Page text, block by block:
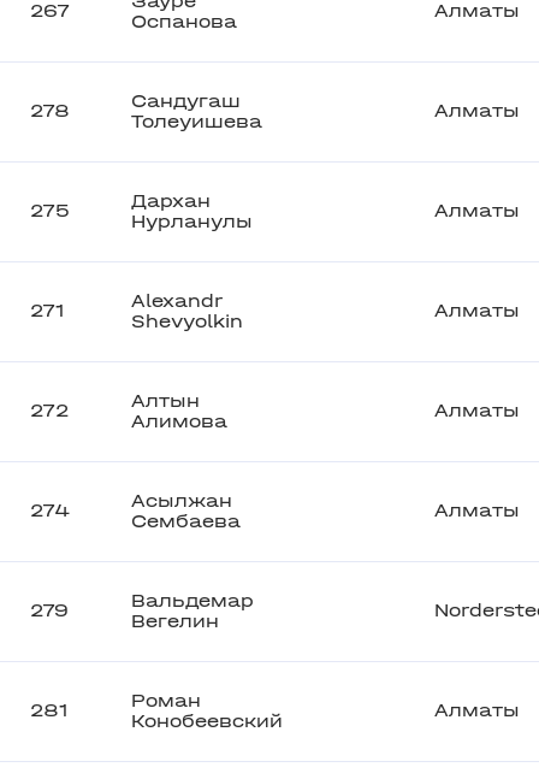
267
Оспанова
Алматы
278
Сандугаш
Толеуишева
Алматы
275
Дархан
Нурланулы
Алматы
271
Alexandr
Shevyolkin
Алматы
272
Алтын
Алимова
Алматы
274
Асылжан
Сембаева
Алматы
279
Вальдемар
Вегелин
281
Роман
Конобеевский
Алматы